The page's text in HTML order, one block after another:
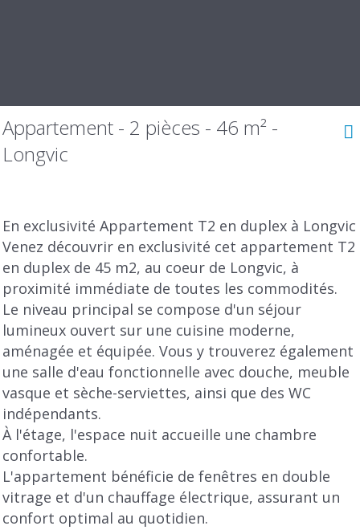
Appartement - 2 pièces - 46 m² -
Longvic
En exclusivité Appartement T2 en duplex à Longvic
Venez découvrir en exclusivité cet appartement T2
en duplex de 45 m2, au coeur de Longvic, à
proximité immédiate de toutes les commodités.
Le niveau principal se compose d'un séjour
lumineux ouvert sur une cuisine moderne,
aménagée et équipée. Vous y trouverez également
une salle d'eau fonctionnelle avec douche, meuble
vasque et sèche-serviettes, ainsi que des WC
indépendants.
À l'étage, l'espace nuit accueille une chambre
confortable.
L'appartement bénéficie de fenêtres en double
vitrage et d'un chauffage électrique, assurant un
confort optimal au quotidien.